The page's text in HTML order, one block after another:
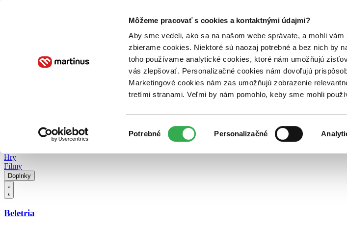
Môžeme pracovať s cookies a kontaktnými údajmi?
Aby sme vedeli, ako sa na našom webe správate, a mohli
zbierame cookies. Niektoré sú naozaj potrebné a bez nich by
toho používame analytické cookies, ktoré nám umožňujú
vás zlepšovať. Personalizačné cookies nám dovoľujú
Marketingové cookies nám zas umožňujú zobrazenie
tretími stranami. Veľmi by nám pomohlo, keby sme mohli
súhlasu
Potrebné Personalizačné
Poukážky Kontakt
Hry
Filmy
Doplnky
Beletria